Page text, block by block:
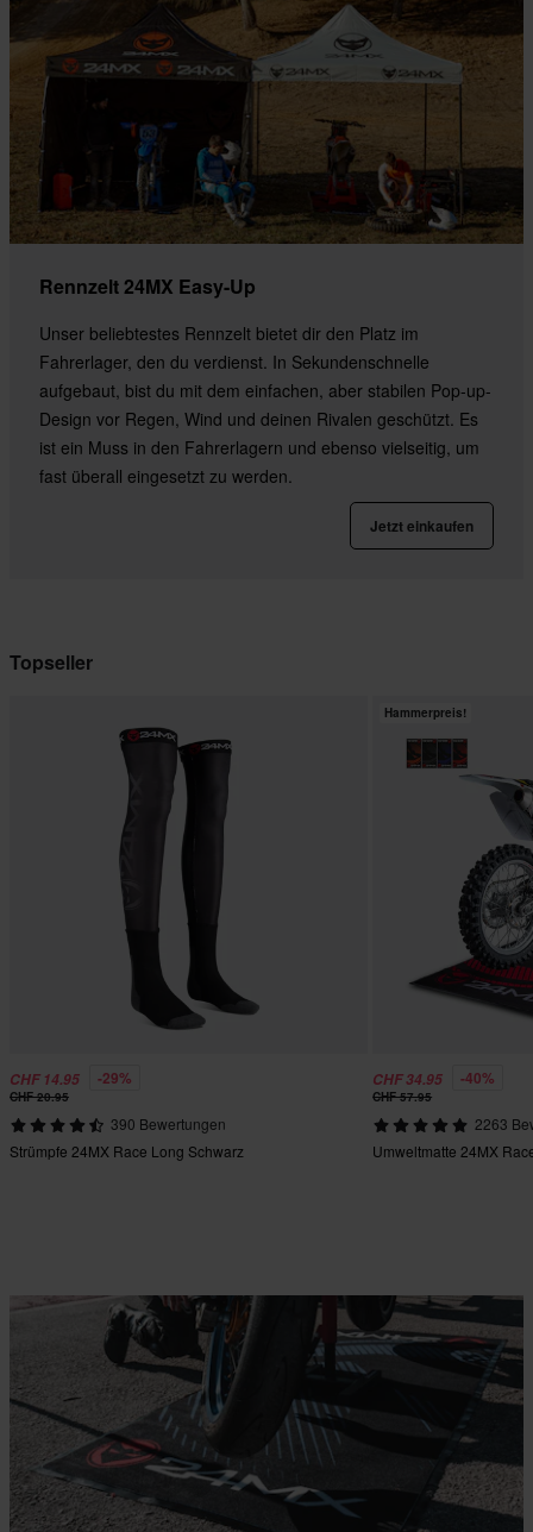
Rennzelt 24MX Easy-Up
Unser beliebtestes Rennzelt bietet dir den Platz im
Fahrerlager, den du verdienst. In Sekundenschnelle
aufgebaut, bist du mit dem einfachen, aber stabilen Pop-up-
Design vor Regen, Wind und deinen Rivalen geschützt. Es
ist ein Muss in den Fahrerlagern und ebenso vielseitig, um
fast überall eingesetzt zu werden.
Jetzt einkaufen
Topseller
CHF 14.95 -29%
CHF 20.95
390 Bewertungen
Strümpfe 24MX Race Long Schwarz
Hammerpreis!
CHF 34.95 -40%
CHF 57.95
2263
Umweltmatte 24MX